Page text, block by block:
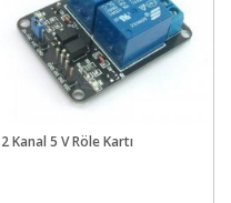
2 Kanal 5 V Röle Kartı